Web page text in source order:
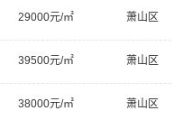
29000元/㎡ 萧山区
39500元/㎡ 萧山区
38000元/㎡ 萧山区